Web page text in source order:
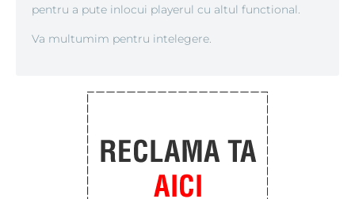
pentru a pute inlocui playerul cu altul functional.
Va multumim pentru intelegere.